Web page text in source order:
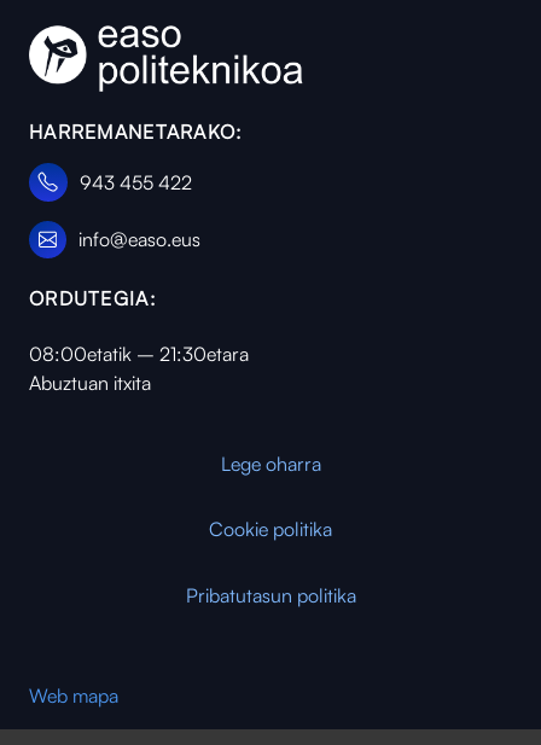
HARREMANETARAKO:
943 455 422
info@easo.eus
ORDUTEGIA:
08:00etatik – 21:30etara
Abuztuan itxita
Lege oharra
Cookie politika
Pribatutasun politika
Web mapa